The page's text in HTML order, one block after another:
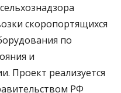
скоропортящихся
по
и
Проект реализуется
РФ